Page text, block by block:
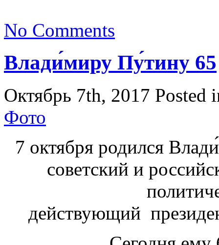
No Comments
Влади́миру Пу́тину 65
Октябрь 7th, 2017 Posted
Фото
7 октября родился
советский и
действующий